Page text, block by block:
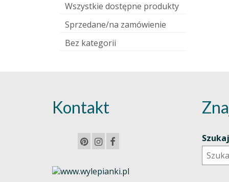
Wszystkie dostępne produkty
Sprzedane/na zamówienie
Bez kategorii
Kontakt
Szukaj